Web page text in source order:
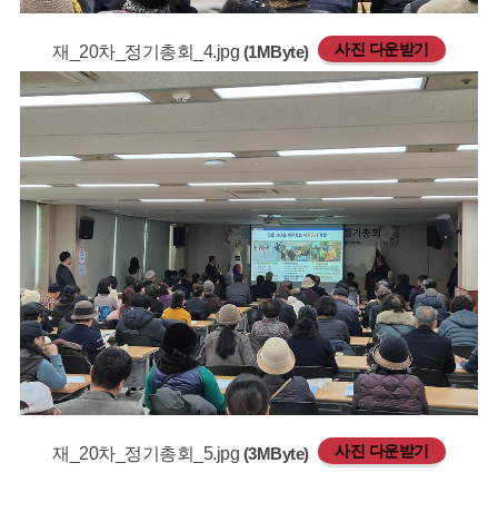
재_20차_정기총회_4.jpg (1MByte) 사진 다운받기
재_20차_정기총회_5.jpg (3MByte) 사진 다운받기